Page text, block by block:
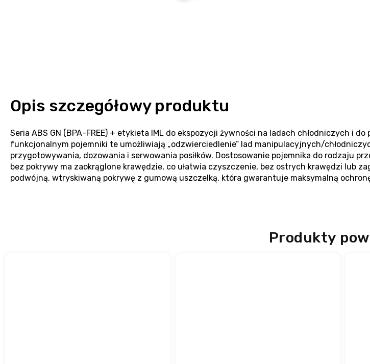
Produkty
Opis szczegółowy produktu
Seria ABS GN (BPA-FREE) + etykieta IML do ekspozycji żywności na ladach chłodniczych i
funkcjonalnym pojemniki te umożliwiają „odzwierciedlenie” lad manipulacyjnych/
przygotowywania, dozowania i serwowania posiłków. Dostosowanie pojemnika do rodzaju
bez pokrywy ma zaokrąglone krawędzie, co ułatwia czyszczenie, bez ostrych krawędzi lub
podwójną, wtryskiwaną pokrywę z gumową uszczelką, która gwarantuje maksymalną